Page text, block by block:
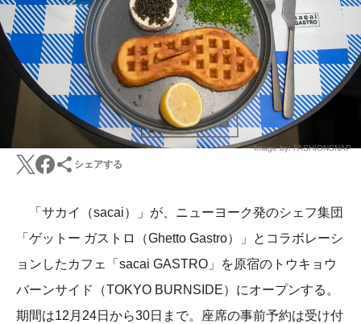
Image by: FASHIONSNAP
シェアする
「サカイ（sacai）」が、ニューヨーク発のシェフ集団
「ゲットー ガストロ（Ghetto Gastro）」とコラボレーシ
ョンしたカフェ「sacai GASTRO」を原宿のトウキョウ
バーンサイド（TOKYO BURNSIDE）にオープンする。
期間は12月24日から30日まで。座席の事前予約は受け付